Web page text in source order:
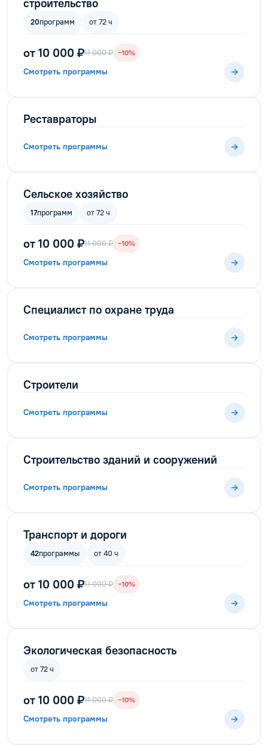
строительство
20программ от 72 ч
от 10 000 ₽11 000 ₽ −10%
Смотреть программы
Реставраторы
Смотреть программы
Сельское хозяйство
17программ от 72 ч
от 10 000 ₽11 000 ₽ −10%
Смотреть программы
Специалист по охране труда
Смотреть программы
Строители
Смотреть программы
Строительство зданий и сооружений
Смотреть программы
Транспорт и дороги
42программы от 40 ч
от 10 000 ₽11 000 ₽ −10%
Смотреть программы
Экологическая безопасность
от 72 ч
от 10 000 ₽11 000 ₽ −10%
Смотреть программы